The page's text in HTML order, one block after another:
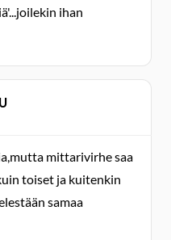
ihan
mittarivirhe saa
toiset ja kuitenkin
samaa